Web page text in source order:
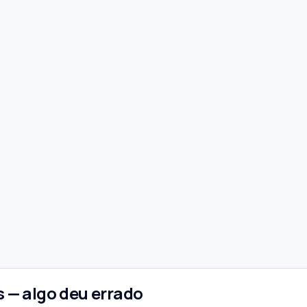
— algo deu errado